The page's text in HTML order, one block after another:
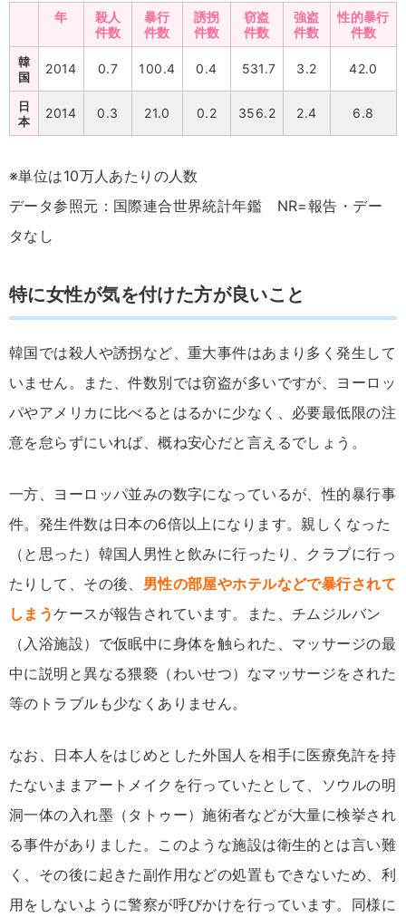
年
殺人
件数
暴行
件数
誘拐
件数
窃盗
件数
強盗
件数
性的暴行
件数
韓
国
2014 0.7 100.4 0.4 531.7 3.2 42.0
日
本
2014 0.3 21.0 0.2 356.2 2.4 6.8
※単位は10万人あたりの人数
データ参照元：国際連合世界統計年鑑 NR=報告・デー
タなし
特に女性が気を付けた方が良いこと
韓国では殺人や誘拐など、重大事件はあまり多く発生して
いません。また、件数別では窃盗が多いですが、ヨーロッ
パやアメリカに比べるとはるかに少なく、必要最低限の注
意を怠らずにいれば、概ね安心だと言えるでしょう。
一方、ヨーロッパ並みの数字になっているが、性的暴行事
件。発生件数は日本の6倍以上になります。親しくなった
（と思った）韓国人男性と飲みに行ったり、クラブに行っ
たりして、その後、 男性の部屋やホテルなどで暴行されて
しまうケースが報告されています。また、チムジルバン
（入浴施設）で仮眠中に身体を触られた、マッサージの最
中に説明と異なる猥褻（わいせつ）なマッサージをされた
等のトラブルも少なくありません。
なお、日本人をはじめとした外国人を相手に医療免許を持
たないままアートメイクを行っていたとして、ソウルの明
洞一体の入れ墨（タトゥー）施術者などが大量に検挙され
る事件がありました。このような施設は衛生的とは言い難
く、その後に起きた副作用などの処置もできないため、利
用をしないように警察が呼びかけを行っています。同様に